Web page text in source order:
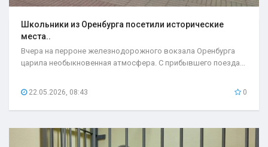
Школьники из Оренбурга посетили исторические
места..
Вчера на перроне железнодорожного вокзала Оренбурга
царила необыкновенная атмосфера. С прибывшего поезда...
22.05.2026, 08:43 0